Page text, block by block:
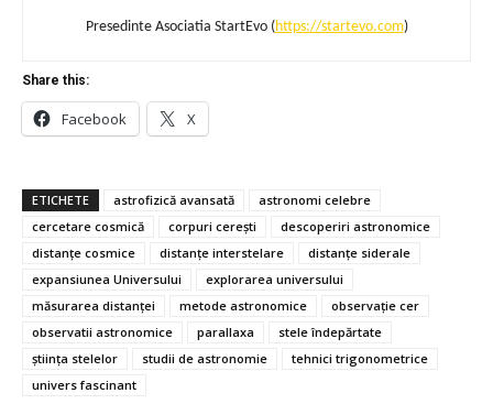
Presedinte Asociatia StartEvo (https://startevo.com)
Share this:
Facebook X
ETICHETE astrofizică avansată
astronomi celebre
cercetare cosmică
corpuri cerești
descoperiri astronomice
distanțe cosmice
distanțe interstelare
distanțe siderale
expansiunea Universului
explorarea universului
măsurarea distanței
metode astronomice
observație cer
observatii astronomice
parallaxa
stele îndepărtate
știința stelelor
studii de astronomie
tehnici trigonometrice
univers fascinant